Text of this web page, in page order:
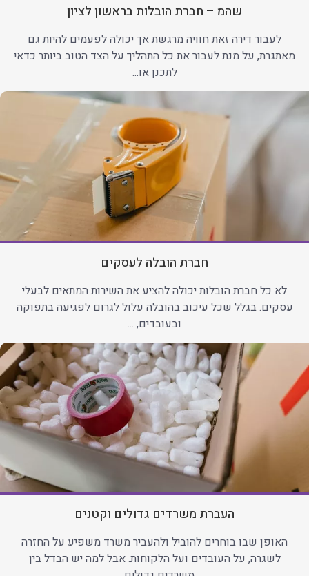
שהמ – חברת הובלות בראשון לציון
לעבור דירה זאת חוויה מרגשת אך יכולה לפעמים להיות גם
מאתגרת, על מנת לעבור את כל התהליך על הצד הטוב ביותר כדאי
לתכנן או...
חברת הובלה לעסקים
לא כל חברת הובלות יכולה להציע את השירות המתאים לבעלי
עסקים. בגלל שכל עיכוב בהובלה עלול לגרום לפגיעה בתפוקה
ובעובדים, ...
העברת משרדים גדולים וקטנים
האופן שבו בוחרים להוביל ולהעביר משרד משפיע על החזרה
לשגרה, על העובדים ועל הלקוחות. אבל למה יש הבדל בין